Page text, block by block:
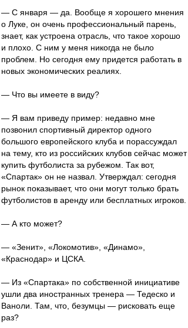
— С января — да. Вообще я хорошего мнения
о Луке, он очень профессиональный парень,
знает, как устроена отрасль, что такое хорошо
и плохо. С ним у меня никогда не было
проблем. Но сегодня ему придется работать в
новых экономических реалиях.
— Что вы имеете в виду?
— Я вам приведу пример: недавно мне
позвонил спортивный директор одного
большого европейского клуба и порассуждал
на тему, кто из российских клубов сейчас может
купить футболиста за рубежом. Так вот,
«Спартак» он не назвал. Утверждал: сегодня
рынок показывает, что они могут только брать
футболистов в аренду или бесплатных игроков.
— А кто может?
— «Зенит», «Локомотив», «Динамо»,
«Краснодар» и ЦСКА.
— Из «Спартака» по собственной инициативе
ушли два иностранных тренера — Тедеско и
Ваноли. Там, что, безумцы — рисковать еще
раз?